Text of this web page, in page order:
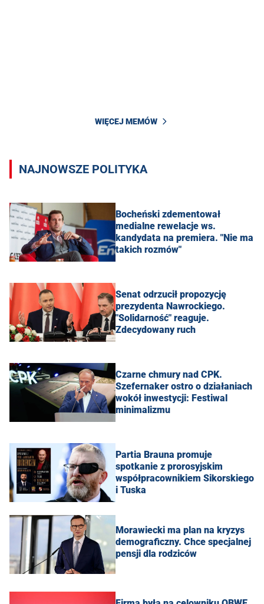
WIĘCEJ MEMÓW
NAJNOWSZE POLITYKA
Bocheński zdementował
medialne rewelacje ws.
kandydata na premiera. "Nie ma
takich rozmów"
Senat odrzucił propozycję
prezydenta Nawrockiego.
"Solidarność" reaguje.
Zdecydowany ruch
Czarne chmury nad CPK.
Szefernaker ostro o działaniach
wokół inwestycji: Festiwal
minimalizmu
Partia Brauna promuje
spotkanie z prorosyjskim
współpracownikiem Sikorskiego
i Tuska
Morawiecki ma plan na kryzys
demograficzny. Chce specjalnej
pensji dla rodziców